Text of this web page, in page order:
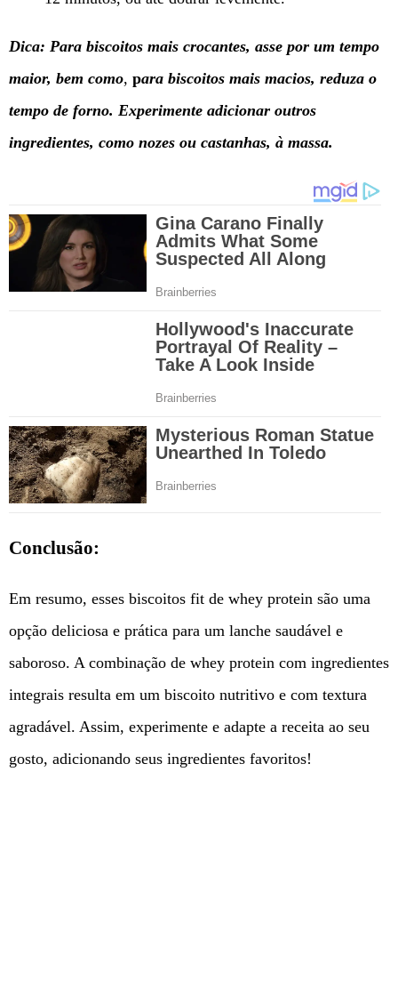
Dica: Para biscoitos mais crocantes, asse por um tempo
maior, bem como, para biscoitos mais macios, reduza o
tempo de forno. Experimente adicionar outros
ingredientes, como nozes ou castanhas, à massa.
Conclusão:
Em resumo, esses biscoitos fit de whey protein são uma
opção deliciosa e prática para um lanche saudável e
saboroso. A combinação de whey protein com ingredientes
integrais resulta em um biscoito nutritivo e com textura
agradável. Assim, experimente e adapte a receita ao seu
gosto, adicionando seus ingredientes favoritos!